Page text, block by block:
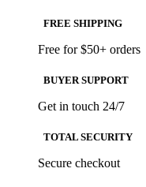
FREE SHIPPING
Free for $50+ orders
BUYER SUPPORT
Get in touch 24/7
TOTAL SECURITY
Secure checkout